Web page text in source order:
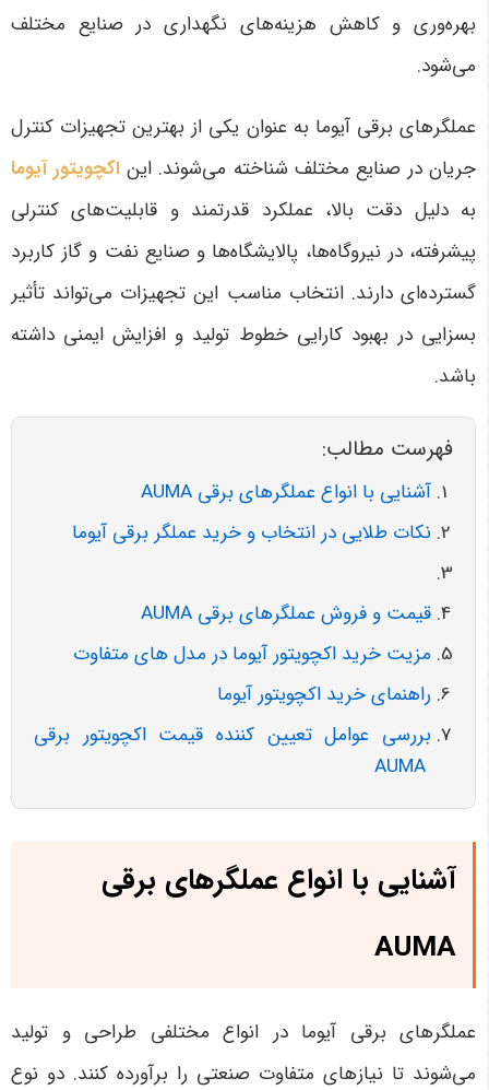
بهره‌وری و کاهش هزینه‌های نگهداری در صنایع مختلف
می‌شود.
عملگرهای برقی آیوما به عنوان یکی از بهترین تجهیزات کنترل
جریان در صنایع مختلف شناخته می‌شوند. این اکچویتور آیوما
به دلیل دقت بالا، عملکرد قدرتمند و قابلیت‌های کنترلی
پیشرفته، در نیروگاه‌ها، پالایشگاه‌ها و صنایع نفت و گاز کاربرد
گسترده‌ای دارند. انتخاب مناسب این تجهیزات می‌تواند تأثیر
بسزایی در بهبود کارایی خطوط تولید و افزایش ایمنی داشته
باشد.
فهرست مطالب:
آشنایی با انواع عملگرهای برقی AUMA
نکات طلایی در انتخاب و خرید عملگر برقی آیوما
قیمت و فروش عملگرهای برقی AUMA
مزیت خرید اکچویتور آیوما در مدل های متفاوت
راهنمای خرید اکچویتور آیوما
بررسی عوامل تعیین کننده قیمت اکچویتور برقی
آشنایی با انواع عملگرهای برقی
AUMA
عملگرهای برقی آیوما در انواع مختلفی طراحی و تولید
می‌شوند تا نیازهای متفاوت صنعتی را برآورده کنند. دو نوع